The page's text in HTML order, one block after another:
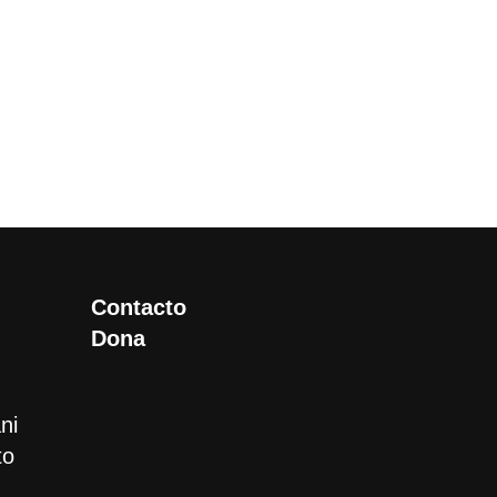
Contacto
Dona